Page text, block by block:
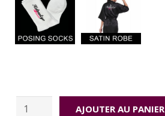
quantité
AJOUTER AU PANIER